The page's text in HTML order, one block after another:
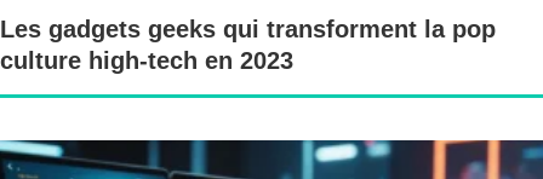
Les gadgets geeks qui transforment la pop
culture high-tech en 2023